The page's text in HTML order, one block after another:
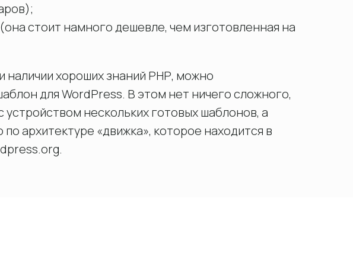
стоит намного дешевле, чем изготовленная на
наличии хороших знаний РНР, можно
для WordPress. В этом нет ничего сложного,
устройством нескольких готовых шаблонов, а
архитектуре «движка», которое находится в